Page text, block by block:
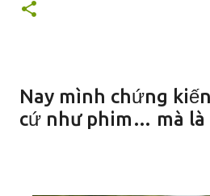
Nay mình chứng
cứ như phim… mà